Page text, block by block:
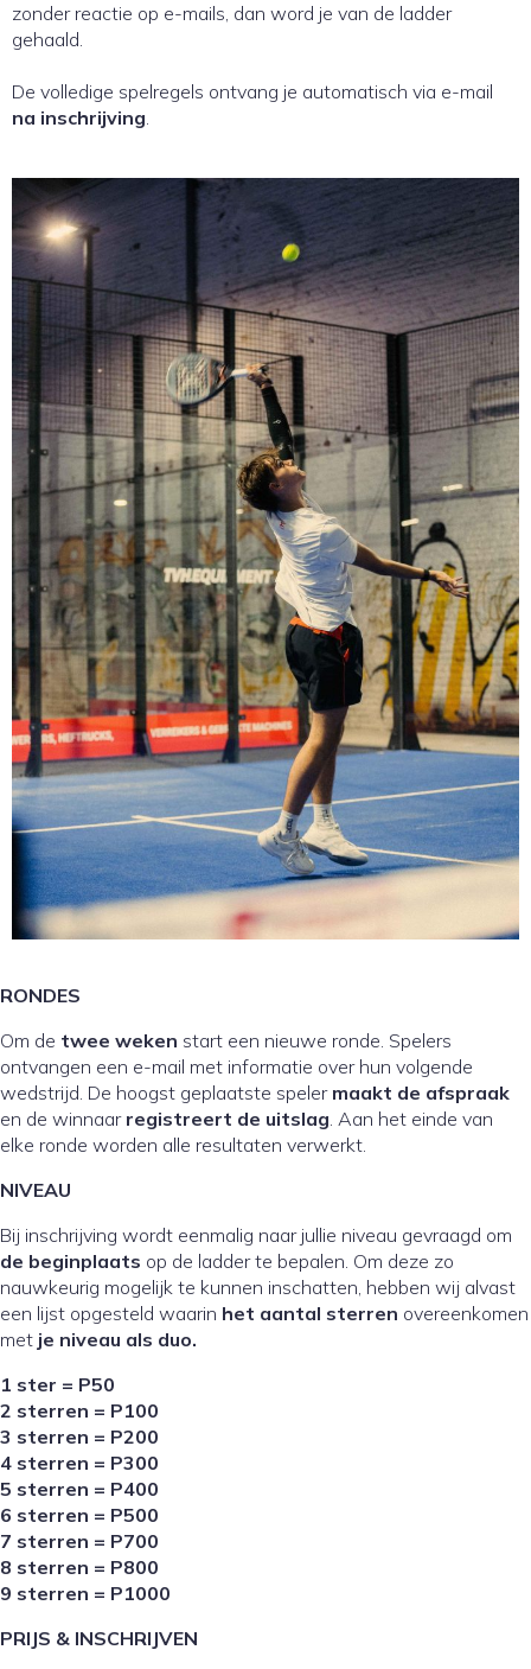
zonder reactie op e-mails, dan word je van de ladder
gehaald.
De volledige spelregels ontvang je automatisch via e-mail
na inschrijving.
RONDES
Om de twee weken start een nieuwe ronde. Spelers
ontvangen een e-mail met informatie over hun volgende
wedstrijd. De hoogst geplaatste speler maakt de afspraak
en de winnaar registreert de uitslag . Aan het einde van
elke ronde worden alle resultaten verwerkt.
NIVEAU
Bij inschrijving wordt eenmalig naar jullie niveau gevraagd om
de beginplaats op de ladder te bepalen. Om deze zo
nauwkeurig mogelijk te kunnen inschatten, hebben wij alvast
een lijst opgesteld waarin het aantal sterren overeenkomen
met je niveau als duo.
1 ster = P50
2 sterren = P100
3 sterren = P200
4 sterren = P300
5 sterren = P400
6 sterren = P500
7 sterren = P700
8 sterren = P800
9 sterren = P1000
PRIJS & INSCHRIJVEN